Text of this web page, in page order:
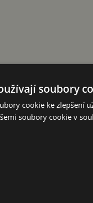
situace – na
moment u
soubory
cookie ke zlepšení
soubory cookie v